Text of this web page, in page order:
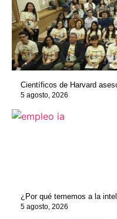
Científicos de Harvard
5 agosto, 2026
¿Por qué tememos a la
5 agosto, 2026